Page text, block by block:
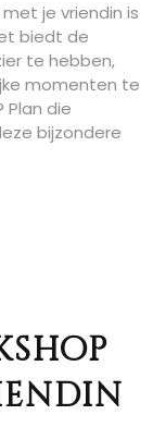
je vriendin is
biedt de
te hebben,
momenten te
Plan die
bijzondere